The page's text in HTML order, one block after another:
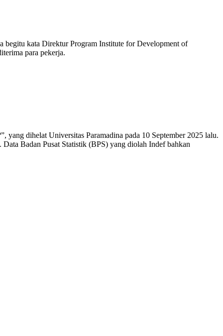
begitu kata Direktur Program Institute for Development of
para pekerja.
dihelat Universitas Paramadina pada 10 September 2025 lalu.
Badan Pusat Statistik (BPS) yang diolah Indef bahkan